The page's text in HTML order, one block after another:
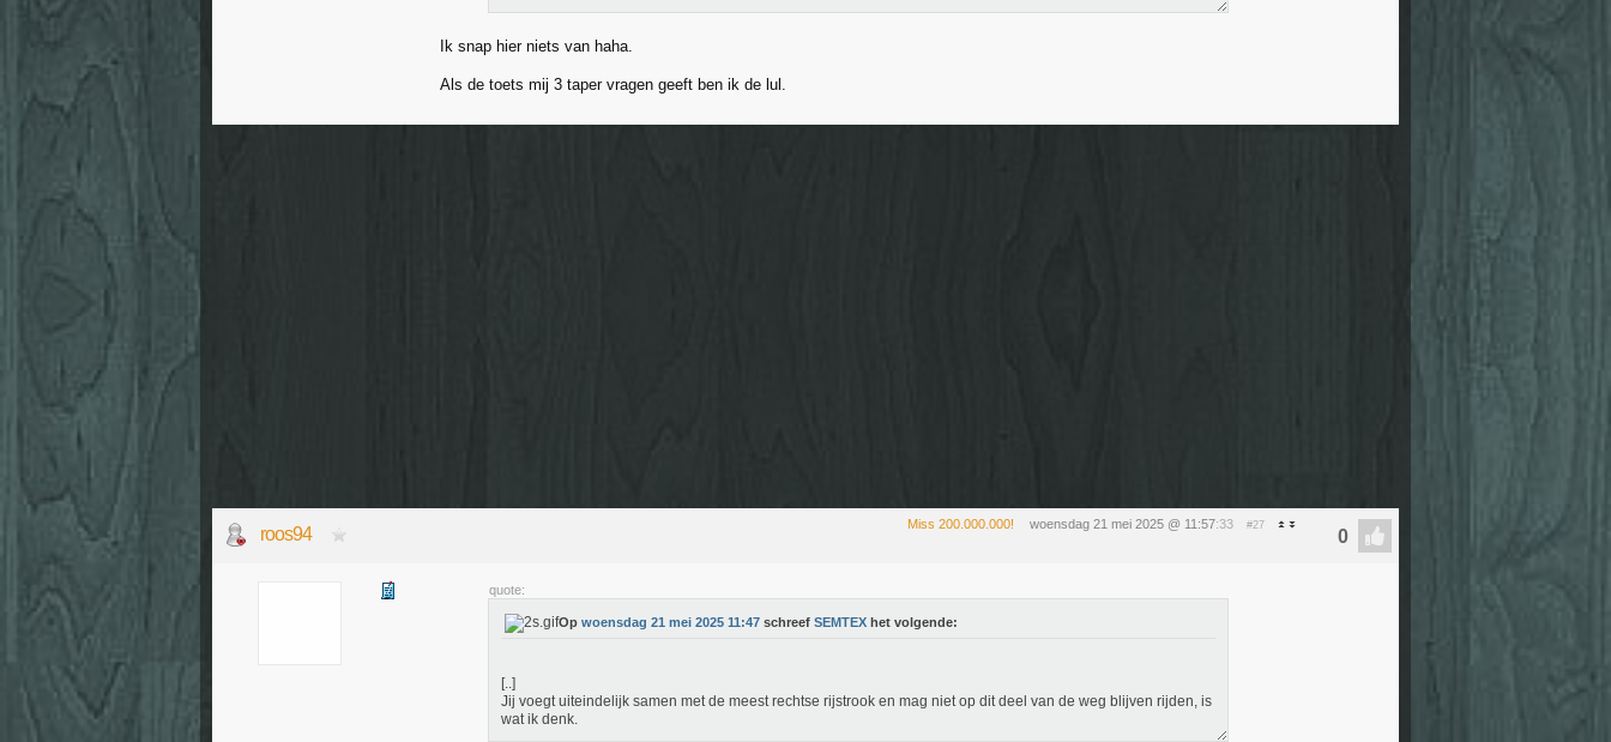
Ik snap hier niets van haha.
Als de toets mij 3 taper vragen geeft ben ik de lul.
Miss 200.000.000! woensdag 21 mei 2025 @ 11:57:33 #27
roos94
quote:
Op woensdag 21 mei 2025 11:47 schreef SEMTEX het volgende:
[..]
Jij voegt uiteindelijk samen met de meest rechtse rijstrook en mag niet op dit deel van de weg blijven rijden, is
wat ik denk.